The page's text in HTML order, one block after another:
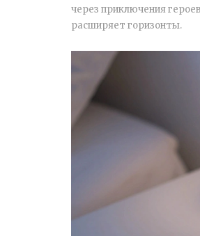
через приключения
расширяет горизонты.